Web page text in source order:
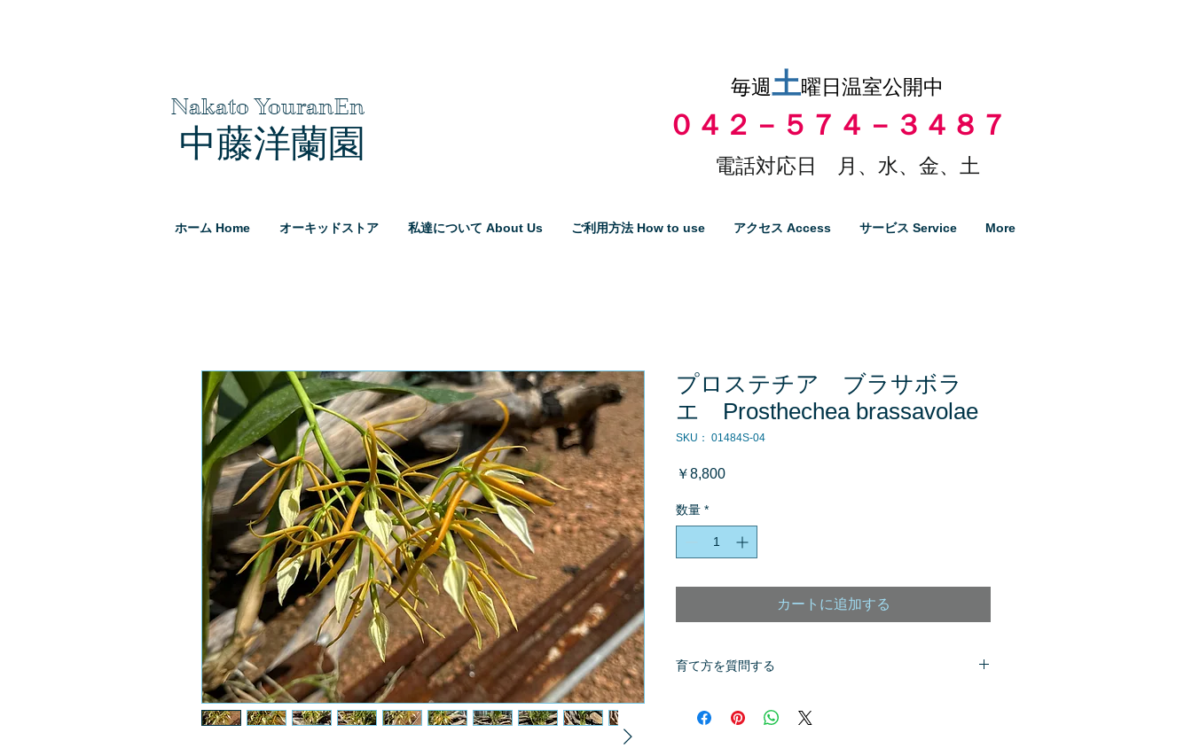
Nakato YouranEn
中藤洋蘭園
毎週土曜日温室公開中
０４２－５７４－３４８７
電話対応日 月、水、金、土
ホーム Home オーキッドストア 私達について About Us ご利用方法 How to use アクセス Access サービス Service More
プロステチア ブラサボラ
エ Prosthechea brassavolae
SKU： 01484S-04
￥8,800価
数量 *
カートに追加する
育て方を質問する
※質問へのお返事は、商品欄に掲載されます。